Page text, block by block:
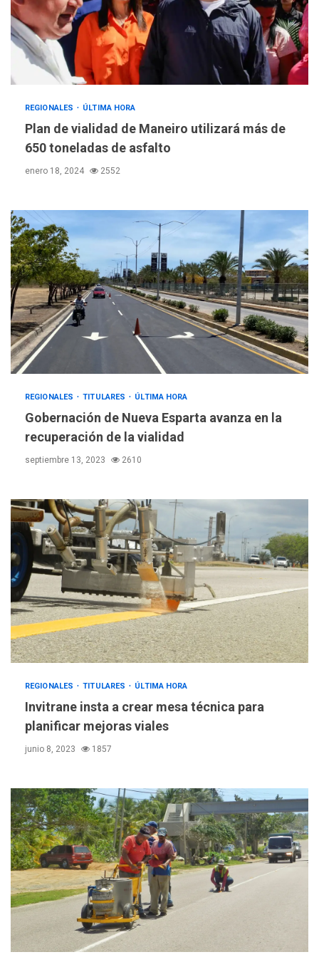
REGIONALES ÚLTIMA HORA
Plan de vialidad de Maneiro utilizará más de
650 toneladas de asfalto
enero 18, 2024 2552
REGIONALES TITULARES ÚLTIMA HORA
Gobernación de Nueva Esparta avanza en la
recuperación de la vialidad
septiembre 13, 2023 2610
REGIONALES TITULARES ÚLTIMA HORA
Invitrane insta a crear mesa técnica para
planificar mejoras viales
junio 8, 2023 1857
LATINOAMÉRICA Y CARIBE
TITULARES
Seis muertos en Colombia
en combates contra grupos